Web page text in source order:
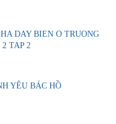
DAY BIEN O TRUONG
TAP 2
YÊU BÁC HỒ